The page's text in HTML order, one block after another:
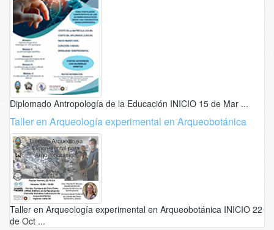
Diplomado Antropología de la Educación INICIO 15 de Mar ...
Taller en Arqueología experimental en Arqueobotánica
Taller en Arqueología experimental en Arqueobotánica INICIO 22
de Oct ...